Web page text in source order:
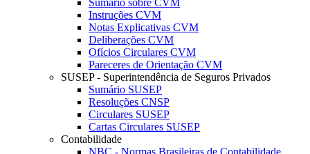
Instruções CVM
Notas Explicativas CVM
Deliberações CVM
Ofícios Circulares CVM
Pareceres de Orientação CVM
SUSEP - Superintendência de Seguros Privados
Sumário SUSEP
Resoluções CNSP
Circulares SUSEP
Cartas Circulares SUSEP
Contabilidade
NBC - Normas Brasileiras de Contabilidade